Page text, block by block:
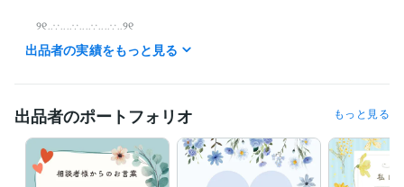
୨୧‥∵‥‥∵‥‥∵‥‥∵‥୨୧
LINE感覚のチャットサービスをご希望の方は
※当日の最終受付は２０時半ぐらいまで
（金・土など休みの前日は２２時以降でも可）
出品者の実績をもっと見る
出品者のポートフォリオ もっと見る